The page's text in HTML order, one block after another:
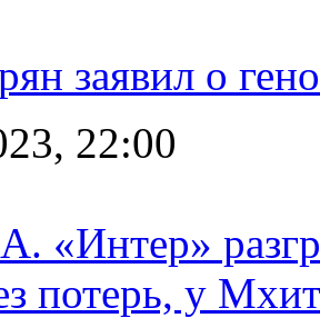
заявил о
22:00
«Интер»
потерь, у